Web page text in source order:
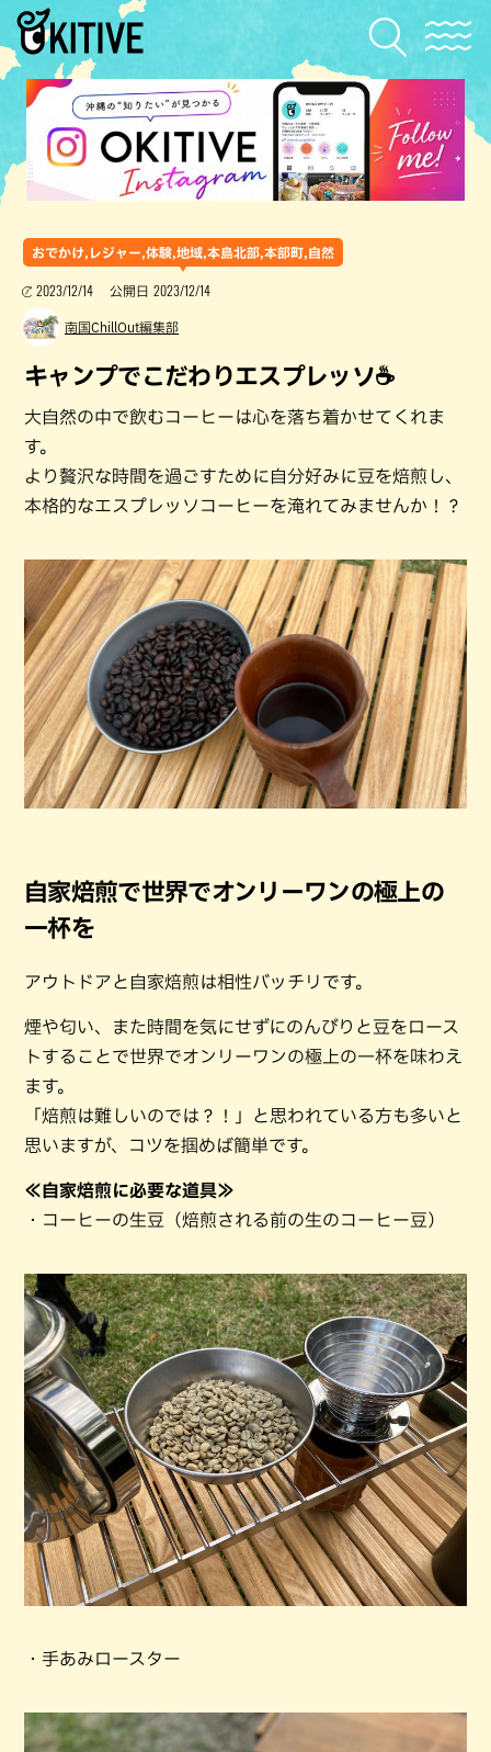
おでかけ,レジャー,体験,地域,本島北部,本部町,自然
2023/12/14 公開日 2023/12/14
南国ChillOut編集部
キャンプでこだわりエスプレッソ☕
大自然の中で飲むコーヒーは心を落ち着かせてくれま
す。
より贅沢な時間を過ごすために自分好みに豆を焙煎し、
本格的なエスプレッソコーヒーを淹れてみませんか！？
自家焙煎で世界でオンリーワンの極上の
一杯を
アウトドアと自家焙煎は相性バッチリです。
煙や匂い、また時間を気にせずにのんびりと豆をロース
トすることで世界でオンリーワンの極上の一杯を味わえ
ます。
「焙煎は難しいのでは？！」と思われている方も多いと
思いますが、コツを掴めば簡単です。
≪自家焙煎に必要な道具≫
・コーヒーの生豆（焙煎される前の生のコーヒー豆）
・手あみロースター